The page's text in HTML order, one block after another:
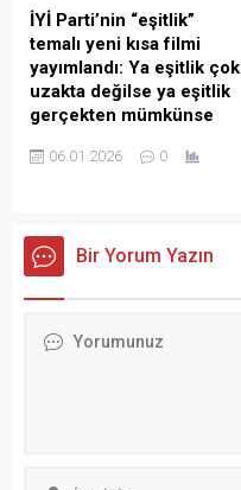
“Kürt dili ve kültürüne
kattıklarıyla, bilgeliği ve
cesaretiyle yolumuzu
aydınlatan Cumartesi
İnsanlarından İshak Tepe’yi
kaybettik. Çok üzgünüm.
İshak Tepe,...
İYİ Parti’nin “eşitlik”
temalı yeni kısa filmi
yayımlandı: Ya eşitlik çok
uzakta değilse ya eşitlik
gerçekten mümkünse
İYİ Parti’nin yeni iletişim
serisi kapsamında
Başkanı Müsavat
Dervişoğlu, “Benim adım
notuyla reklam filmini
06.01.2026 0
Bir Yorum Yazın